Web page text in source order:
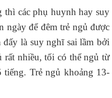
thì các phụ huynh hay suy
ngày để đêm trẻ ngủ được
là suy nghĩ sai lầm bởi
rất nhiều, tối có thể ngủ từ
Trẻ ngủ khoảng 13-